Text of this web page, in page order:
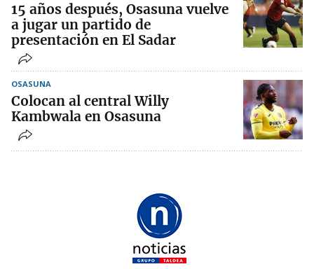
15 años después, Osasuna vuelve
a jugar un partido de
presentación en El Sadar
OSASUNA
Colocan al central Willy
Kambwala en Osasuna